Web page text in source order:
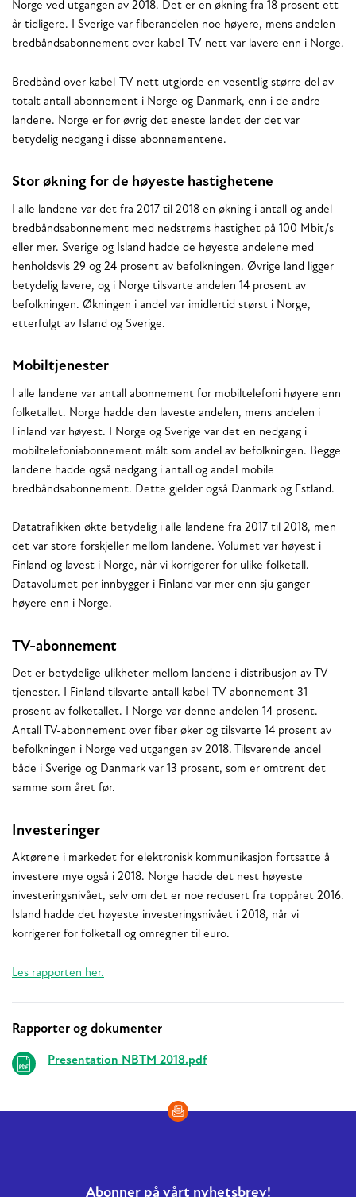
Norge ved utgangen av 2018. Det er en økning fra 18 prosent ett
år tidligere. I Sverige var fiberandelen noe høyere, mens andelen
bredbåndsabonnement over kabel-TV-nett var lavere enn i Norge.
Bredbånd over kabel-TV-nett utgjorde en vesentlig større del av
totalt antall abonnement i Norge og Danmark, enn i de andre
landene. Norge er for øvrig det eneste landet der det var
betydelig nedgang i disse abonnementene.
Stor økning for de høyeste hastighetene
I alle landene var det fra 2017 til 2018 en økning i antall og andel
bredbåndsabonnement med nedstrøms hastighet på 100 Mbit/s
eller mer. Sverige og Island hadde de høyeste andelene med
henholdsvis 29 og 24 prosent av befolkningen. Øvrige land ligger
betydelig lavere, og i Norge tilsvarte andelen 14 prosent av
befolkningen. Økningen i andel var imidlertid størst i Norge,
etterfulgt av Island og Sverige.
Mobiltjenester
I alle landene var antall abonnement for mobiltelefoni høyere enn
folketallet. Norge hadde den laveste andelen, mens andelen i
Finland var høyest. I Norge og Sverige var det en nedgang i
mobiltelefoniabonnement målt som andel av befolkningen. Begge
landene hadde også nedgang i antall og andel mobile
bredbåndsabonnement. Dette gjelder også Danmark og Estland.
Datatrafikken økte betydelig i alle landene fra 2017 til 2018, men
det var store forskjeller mellom landene. Volumet var høyest i
Finland og lavest i Norge, når vi korrigerer for ulike folketall.
Datavolumet per innbygger i Finland var mer enn sju ganger
høyere enn i Norge.
TV-abonnement
Det er betydelige ulikheter mellom landene i distribusjon av TV-
tjenester. I Finland tilsvarte antall kabel-TV-abonnement 31
prosent av folketallet. I Norge var denne andelen 14 prosent.
Antall TV-abonnement over fiber øker og tilsvarte 14 prosent av
befolkningen i Norge ved utgangen av 2018. Tilsvarende andel
både i Sverige og Danmark var 13 prosent, som er omtrent det
samme som året før.
Investeringer
Aktørene i markedet for elektronisk kommunikasjon fortsatte å
investere mye også i 2018. Norge hadde det nest høyeste
investeringsnivået, selv om det er noe redusert fra toppåret 2016.
Island hadde det høyeste investeringsnivået i 2018, når vi
korrigerer for folketall og omregner til euro.
Les rapporten her.
Relaterte
Rapporter og dokumenter
Presentation NBTM 2018.pdf
Abonner på vårt nyhetsbrev!